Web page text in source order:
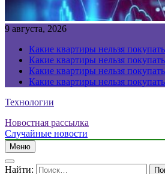
9 августа, 2026
Какие квартиры нельзя
Какие квартиры нельзя
Какие квартиры нельзя
Какие квартиры нельзя
Технологии
Новостная рассылка
Случайные новости
Меню
Найти: